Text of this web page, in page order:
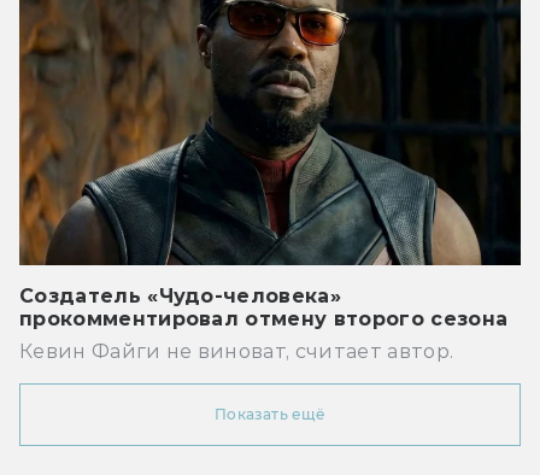
Создатель «Чудо-человека»
прокомментировал отмену второго сезона
Кевин Файги не виноват, считает автор.
Показать ещё